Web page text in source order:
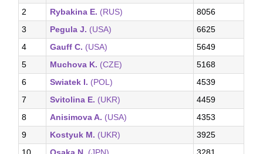
2
Rybakina E. (RUS)
8056
3
Pegula J. (USA)
6625
4
Gauff C. (USA)
5649
5
Muchova K. (CZE)
5168
6
Swiatek I. (POL)
4539
7
Svitolina E. (UKR)
4459
8
Anisimova A. (USA)
4353
9
Kostyuk M. (UKR)
3925